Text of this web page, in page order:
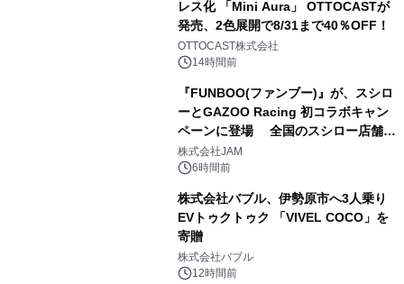
レス化 「Mini Aura」 OTTOCASTが
発売、2色展開で8/31まで40％OFF！
OTTOCAST株式会社
14時間前
『FUNBOO(ファンブー)』が、スシロ
ーとGAZOO Racing 初コラボキャン
ペーンに登場 全国のスシロー店舗で
GR 4車種の FUNBOO(ミニカー)付き
メニューが展開されます
株式会社JAM
6時間前
株式会社バブル、伊勢原市へ3人乗り
EVトゥクトゥク 「VIVEL COCO」を
寄贈
株式会社バブル
12時間前